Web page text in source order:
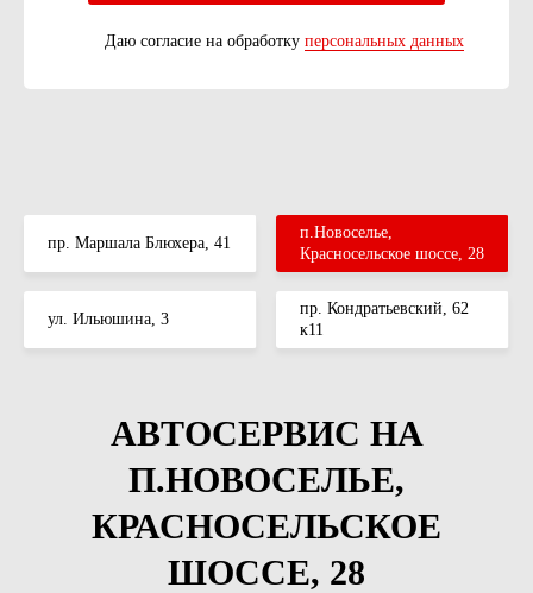
Даю согласие на обработку персональных данных
пр. Маршала Блюхера, 41
п.Новоселье,
Красносельское шоссе, 28
ул. Ильюшина, 3
пр. Кондратьевский, 62
к11
АВТОСЕРВИС НА
П.НОВОСЕЛЬЕ,
КРАСНОСЕЛЬСКОЕ
ШОССЕ, 28